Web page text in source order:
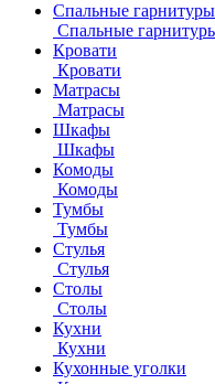
Спальные гарнитуры
Спальные
Кровати
Кровати
Матрасы
Матрасы
Шкафы
Шкафы
Комоды
Комоды
Тумбы
Тумбы
Стулья
Стулья
Столы
Столы
Кухни
Кухни
Кухонные уголки